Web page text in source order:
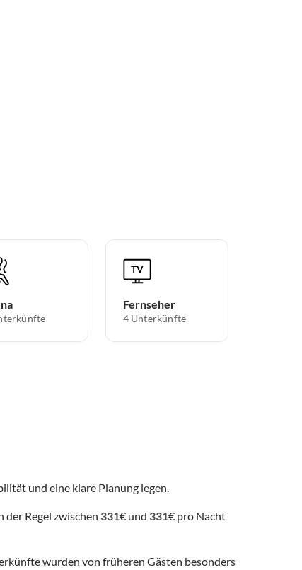
Fernseher
4 Unterkünfte
und eine klare Planung legen.
der Regel zwischen 331€ und 331€ pro Nacht
wurden von früheren Gästen besonders